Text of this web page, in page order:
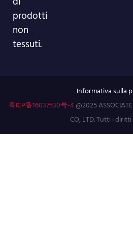
prodotti
non
tessuti.
Informativa sulla
粤ICP备16037530号-4@2025
CO, LTD. Tutti i